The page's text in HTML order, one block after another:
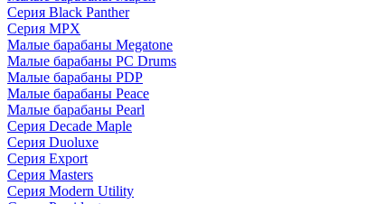
Серия Black Panther
Серия MPX
Малые барабаны Megatone
Малые барабаны PC Drums
Малые барабаны PDP
Малые барабаны Peace
Малые барабаны Pearl
Серия Decade Maple
Серия Duoluxe
Серия Export
Серия Masters
Серия Modern Utility